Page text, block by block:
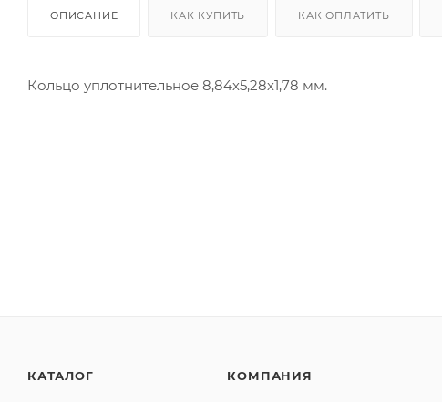
ОПИСАНИЕ КАК КУПИТЬ КАК ОПЛАТИТЬ
Кольцо уплотнительное 8,84х5,28х1,78 мм.
КАТАЛОГ КОМПАНИЯ